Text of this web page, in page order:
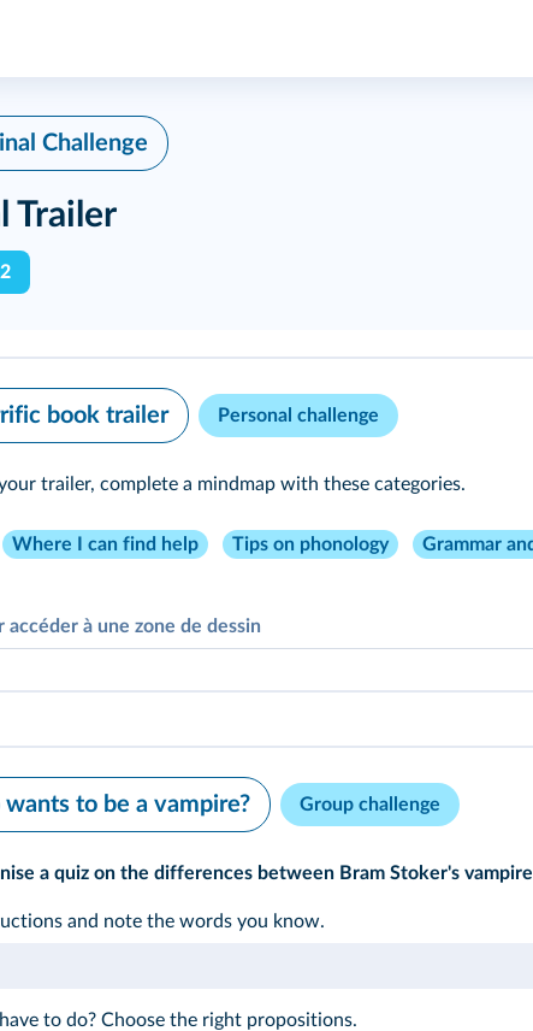
Challenge
Trailer
book trailer Personal challenge
trailer, complete a mindmap with these categories.
Where I can find help Tips on phonology Grammar
accéder à une zone de dessin
to be a vampire? Group challenge
a quiz on the differences between Bram Stoker's
and note the words you know.
to do? Choose the right propositions.